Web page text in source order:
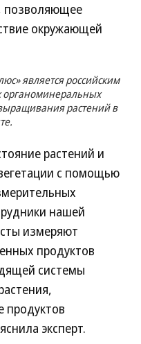
позволяющее
окружающей
является российским
органоминеральных
растений в
растений и
с помощью
нашей
измеряют
продуктов
системы
продуктов
эксперт.